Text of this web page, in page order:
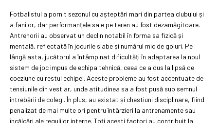
Fotbalistul a pornit sezonul cu așteptări mari din partea clubului și
a fanilor, dar performanțele sale pe teren au fost dezamăgitoare.
Antrenorii au observat un declin notabil în forma sa fizică și
mentală, reflectată în jocurile slabe și numărul mic de goluri. Pe
lângă asta, jucătorul a întâmpinat dificultăți în adaptarea la noul
sistem de joc impus de echipa tehnică, ceea ce a dus la lipsă de
coeziune cu restul echipei. Aceste probleme au fost accentuate de
tensiunile din vestiar, unde atitudinea sa a fost pusă sub semnul
întrebării de colegi. În plus, au existat și chestiuni disciplinare, fiind
penalizat de mai multe ori pentru întârzieri la antrenamente sau
încălcări ale regulilor interne. Toți acești factori au contribuit la